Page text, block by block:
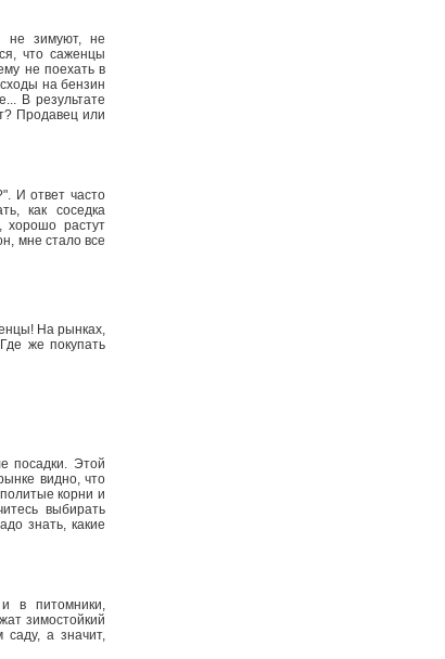
не зимуют, не
что саженцы
не поехать в
на бензин
В результате
Продавец или
И ответ часто
как соседка
хорошо растут
мне стало все
На рынках,
же покупать
посадки. Этой
видно, что
корни и
выбирать
знать, какие
в питомники,
зимостойкий
а значит,